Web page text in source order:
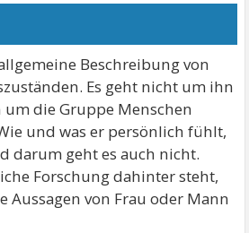
Beschreibung von
Es geht nicht um ihn
die Gruppe Menschen
und was er persönlich fühlt,
darum geht es auch nicht.
Forschung dahinter steht,
Aussagen von Frau oder Mann